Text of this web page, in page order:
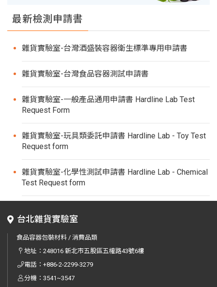
最新檢測申請書
雜貨實驗室-台灣酒盛裝容器衛生標準專用申請書
雜貨實驗室-台灣食品容器測試申請書
雜貨實驗室-一般產品通用申請書 Hardline Lab Test
Request Form
雜貨實驗室-玩具類委託申請書 Hardline Lab - Toy Test
Request form
雜貨實驗室-化學性測試申請書 Hardline Lab - Chemical
Test Request form
台北雜貨實驗室
食品容器包裝材料 / 消費品類
地址：248016 新北市五股區五權路43號6樓
電話：+886-2-2299-3279
分機：3541~3547